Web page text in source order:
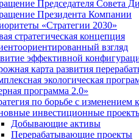
Председателя Совета
Президента Компании
«Стратегии 2030»
стратегическая концепция
взгляд
эффективной
карта развития
экологическая
программа 2.0»
по борьбе с изменением
инвестиционные
Добывающие активы
Перерабатывающие проекты